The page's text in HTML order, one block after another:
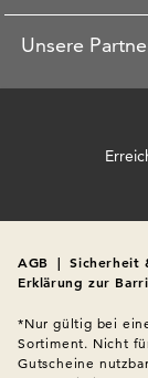
Unsere
AGB | Sicherheit
Erklärung zur
*Nur gültig bei
Sortiment. Nicht
Gutscheine